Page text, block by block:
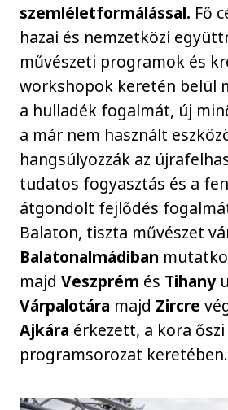
szemléletformálással. Fő
hazai és nemzetközi
művészeti programok és
workshopok keretén belül
a hulladék fogalmát, új
a már nem használt
hangsúlyozzák az
tudatos fogyasztás és a
átgondolt fejlődés
Balaton, tiszta művészet
Balatonalmádiban
majdVeszprém és Tihany
Várpalotára majd Zircre
Ajkára érkezett, a kora őszi
programsorozat keretében.